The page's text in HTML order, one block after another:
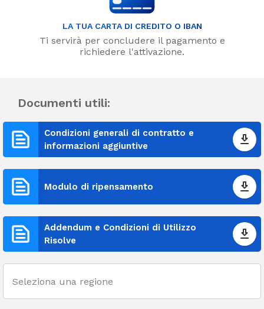
LA TUA CARTA DI CREDITO O IBAN
Ti servirà per concludere il pagamento e
richiedere l'attivazione.
Documenti utili:
Condizioni generali di contratto e
informazioni aggiuntive
Modulo di ripensamento
Addendum e Condizioni di Utilizzo
Risolve